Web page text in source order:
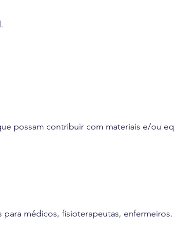
possam contribuir com materiais e/ou
médicos, fisioterapeutas, enfermeiros.